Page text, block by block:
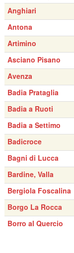
Anghiari
Antona
Artimino
Asciano Pisano
Avenza
Badia Prataglia
Badia a Ruoti
Badia a Settimo
Badicroce
Bagni di Lucca
Bardine, Valla
Bergiola Foscalina
Borgo La Rocca
Borro al Quercio